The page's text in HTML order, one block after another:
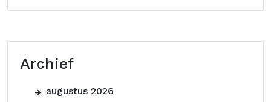
Archief
augustus 2026